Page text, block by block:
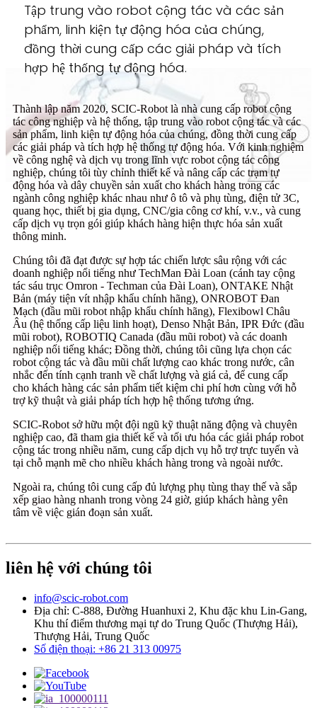
Tập trung vào robot cộng tác và các sản
phẩm, linh kiện tự động hóa của chúng,
đồng thời cung cấp các giải pháp và tích
hợp hệ thống tự động hóa.
Thành lập năm 2020, SCIC-Robot là nhà cung cấp robot cộng
tác công nghiệp và hệ thống, tập trung vào robot cộng tác và các
sản phẩm, linh kiện tự động hóa của chúng, đồng thời cung cấp
các giải pháp và tích hợp hệ thống tự động hóa. Với kinh nghiệm
về công nghệ và dịch vụ trong lĩnh vực robot cộng tác công
nghiệp, chúng tôi tùy chỉnh thiết kế và nâng cấp các trạm tự
động hóa và dây chuyền sản xuất cho khách hàng trong các
ngành công nghiệp khác nhau như ô tô và phụ tùng, điện tử 3C,
quang học, thiết bị gia dụng, CNC/gia công cơ khí, v.v., và cung
cấp dịch vụ trọn gói giúp khách hàng hiện thực hóa sản xuất
thông minh.
Chúng tôi đã đạt được sự hợp tác chiến lược sâu rộng với các
doanh nghiệp nổi tiếng như TechMan Đài Loan (cánh tay cộng
tác sáu trục Omron - Techman của Đài Loan), ONTAKE Nhật
Bản (máy tiện vít nhập khẩu chính hãng), ONROBOT Đan
Mạch (đầu mũi robot nhập khẩu chính hãng), Flexibowl Châu
Âu (hệ thống cấp liệu linh hoạt), Denso Nhật Bản, IPR Đức (đầu
mũi robot), ROBOTIQ Canada (đầu mũi robot) và các doanh
nghiệp nổi tiếng khác; Đồng thời, chúng tôi cũng lựa chọn các
robot cộng tác và đầu mũi chất lượng cao khác trong nước, cân
nhắc đến tính cạnh tranh về chất lượng và giá cả, để cung cấp
cho khách hàng các sản phẩm tiết kiệm chi phí hơn cùng với hỗ
trợ kỹ thuật và giải pháp tích hợp hệ thống tương ứng.
SCIC-Robot sở hữu một đội ngũ kỹ thuật năng động và chuyên
nghiệp cao, đã tham gia thiết kế và tối ưu hóa các giải pháp robot
cộng tác trong nhiều năm, cung cấp dịch vụ hỗ trợ trực tuyến và
tại chỗ mạnh mẽ cho nhiều khách hàng trong và ngoài nước.
Ngoài ra, chúng tôi cung cấp đủ lượng phụ tùng thay thế và sắp
xếp giao hàng nhanh trong vòng 24 giờ, giúp khách hàng yên
tâm về việc gián đoạn sản xuất.
liên hệ với chúng tôi
info@scic-robot.com
Địa chỉ: C-888, Đường Huanhuxi 2, Khu đặc khu Lin-Gang,
Khu thí điểm thương mại tự do Trung Quốc (Thượng Hải),
Thượng Hải, Trung Quốc
Số điện thoại: +86 21 313 00975